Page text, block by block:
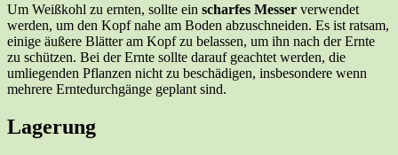
Um Weißkohl zu ernten, sollte ein scharfes Messer verwendet
werden, um den Kopf nahe am Boden abzuschneiden. Es ist ratsam,
einige äußere Blätter am Kopf zu belassen, um ihn nach der Ernte
zu schützen. Bei der Ernte sollte darauf geachtet werden, die
umliegenden Pflanzen nicht zu beschädigen, insbesondere wenn
mehrere Erntedurchgänge geplant sind.
Lagerung